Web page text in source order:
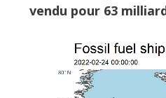
vendu pour 63
vidéo